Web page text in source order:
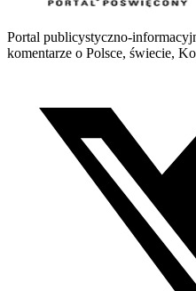
Portal publicystyczno-
komentarze o Polsce, świecie,